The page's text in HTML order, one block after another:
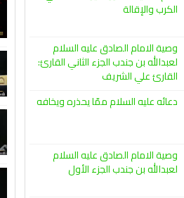
الكرب والإقالة
وصية الامام الصادق عليه السلام
لعبدالله بن جندب الجزء الثاني القارئ:
القارئ علي الشريف
دعائه عليه السلام ممّا يحذره ويخافه
وصية الامام الصادق عليه السلام
لعبدالله بن جندب الجزء الأول